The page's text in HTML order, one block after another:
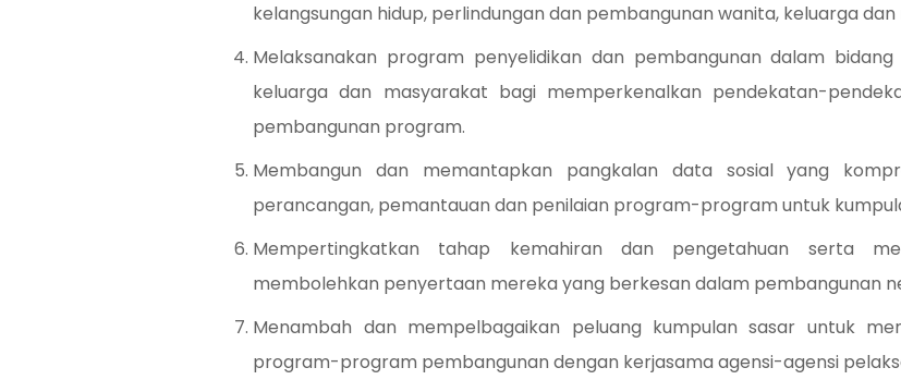
kelangsungan hidup, perlindungan dan pembangunan wanita, keluarga
Melaksanakan program penyelidikan dan pembangunan dalam
keluarga dan masyarakat bagi memperkenalkan pendekatan-
pembangunan program.
Membangun dan memantapkan pangkalan data sosial yang
perancangan, pemantauan dan penilaian program-program untuk
Mempertingkatkan tahap kemahiran dan pengetahuan serta
membolehkan penyertaan mereka yang berkesan dalam pembangunan
Menambah dan mempelbagaikan peluang kumpulan sasar untuk
program-program pembangunan dengan kerjasama agensi-agensi